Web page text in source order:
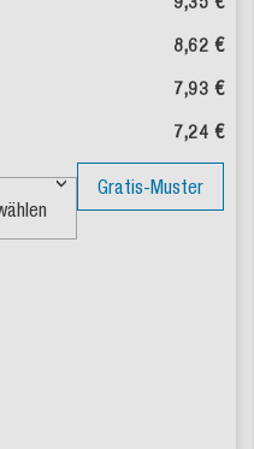
8,62 €
7,93 €
7,24 €
Gratis-Muster